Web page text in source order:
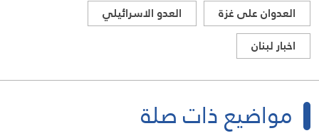
العدوان على غزة
العدو الاسرائيلي
اخبار لبنان
مواضيع ذات صلة